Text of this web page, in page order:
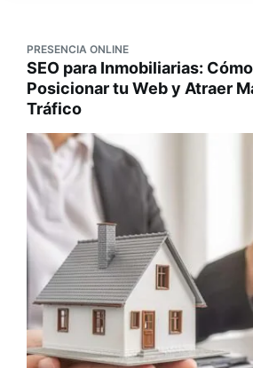
PRESENCIA ONLINE
SEO para Inmobiliarias: Cómo
Posicionar tu Web y Atraer
Tráfico